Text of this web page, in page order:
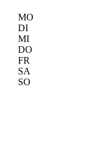
MO
DI
MI
DO
FR
SA
SO